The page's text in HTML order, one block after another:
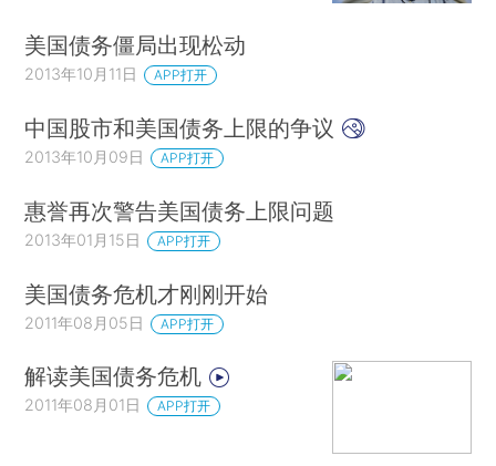
美国债务僵局出现松动
2013年10月11日 APP打开
中国股市和美国债务上限的争议
2013年10月09日 APP打开
惠誉再次警告美国债务上限问题
2013年01月15日 APP打开
美国债务危机才刚刚开始
2011年08月05日 APP打开
解读美国债务危机
2011年08月01日 APP打开